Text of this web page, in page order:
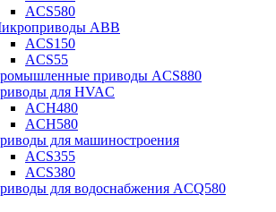
ACS580
ABB
ACS150
ACS55
приводы ACS880
для HVAC
ACH480
ACH580
для машиностроения
ACS355
ACS380
для водоснабжения ACQ580